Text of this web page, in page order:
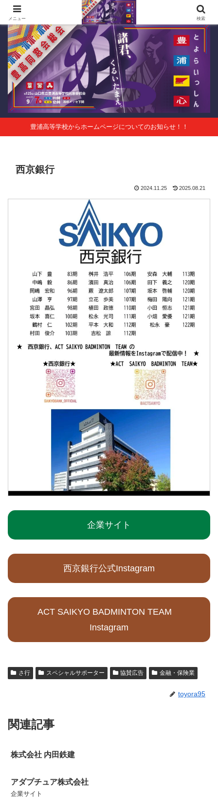
第125回山口県立豊浦高等学校同窓会総会 会報Vol.63
豊浦高等学校からホームページについてのお知らせ！！
西京銀行
2024.11.25 2025.08.21
企業サイト
西京銀行公式Instagram
ACT SAIKYO BADMINTON TEAM
Instagram
さ行 スペシャルサポーター 協賛広告 金融・保険業
toyora95
関連記事
株式会社 内田鉄建
アダプチュア株式会社
企業サイト
メニュー 検索